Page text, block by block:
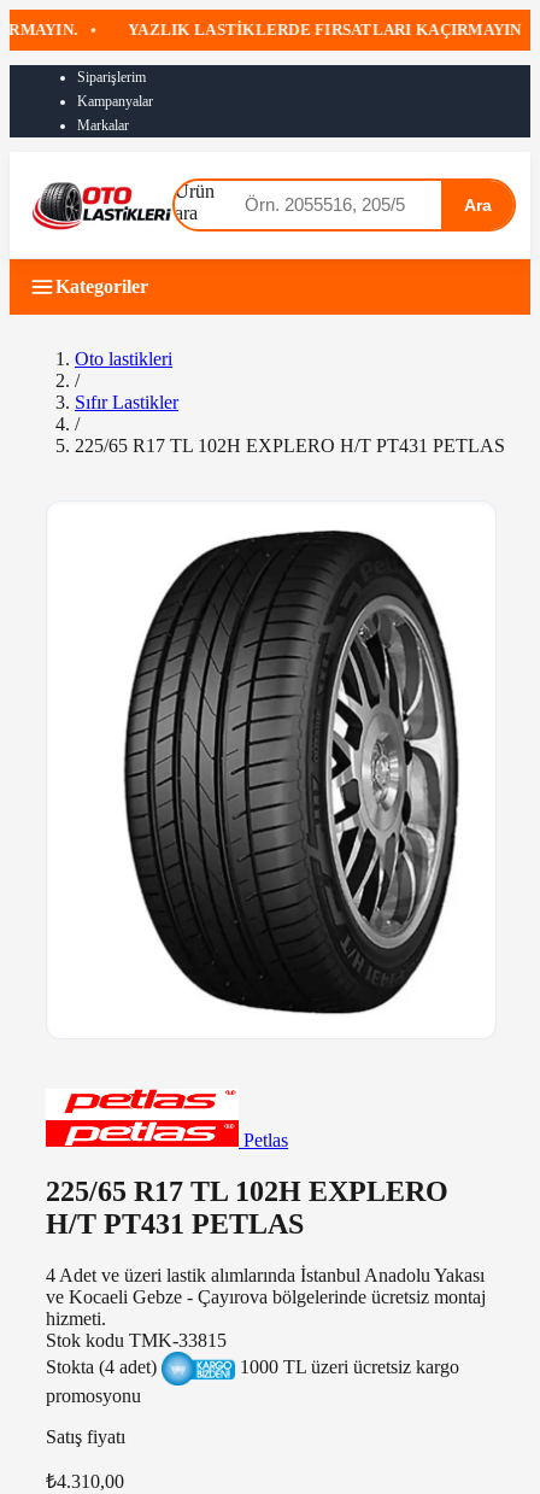
• YAZLIK LASTIKLERDE FIRSATLARI KAÇIRMAYIN •
Siparişlerim
Kampanyalar
Markalar
Ürün
ara
Ara
Kategoriler
Oto lastikleri
/
Sıfır Lastikler
/
225/65 R17 TL 102H EXPLERO H/T PT431 PETLAS
Petlas
225/65 R17 TL 102H EXPLERO
H/T PT431 PETLAS
4 Adet ve üzeri lastik alımlarında İstanbul Anadolu Yakası
ve Kocaeli Gebze - Çayırova bölgelerinde ücretsiz montaj
hizmeti.
Stok kodu TMK-33815
Stokta (4 adet)
1000 TL üzeri ücretsiz kargo
promosyonu
Satış fiyatı
₺4.310,00